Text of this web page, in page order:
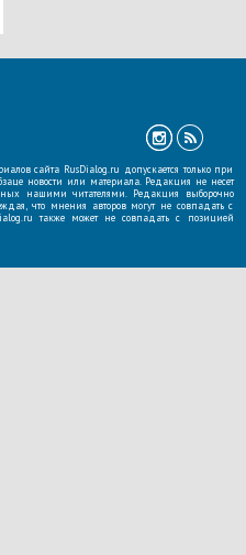
сайта RusDialog.ru допускается только при
новости или материала. Редакция не несет
нашими читателями. Редакция выборочно
что мнения авторов могут не совпадать с
также может не совпадать с позицией